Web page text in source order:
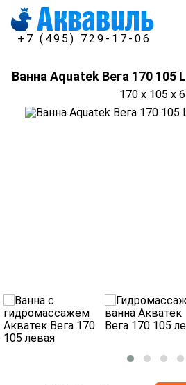
+7 (495) 729-17-06
Ванна Aquatek Вега 170 105
170 x 105 x